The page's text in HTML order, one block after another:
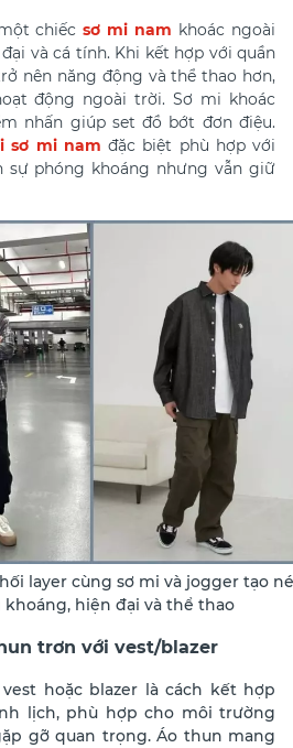
chiếcsơ mi nam khoác ngoài
và cá tính. Khi kết hợp với quần
nên năng động và thể thao hơn,
động ngoài trời. Sơ mi khoác
nhấn giúp set đồ bớt đơn điệu.
sơ mi nam đặc biệt phù hợp với
sự phóng khoáng nhưng vẫn giữ
layer cùng sơ mi và jogger tạo
hiện đại và thể thao
trơn với vest/blazer
hoặc blazer là cách kết hợp
lịch, phù hợp cho môi trường
gỡ quan trọng. Áo thun mang